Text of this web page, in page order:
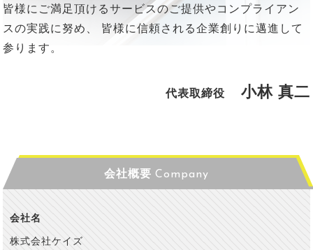
皆様にご満足頂けるサービスのご提供やコンプライアン
スの実践に努め、
皆様に信頼される企業創りに邁進して
参ります。
代表取締役 小林 真二
会社概要 Company
会社名
株式会社ケイズ